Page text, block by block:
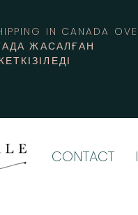
IN CANADA
ЖАСАЛҒАН
CONTACT